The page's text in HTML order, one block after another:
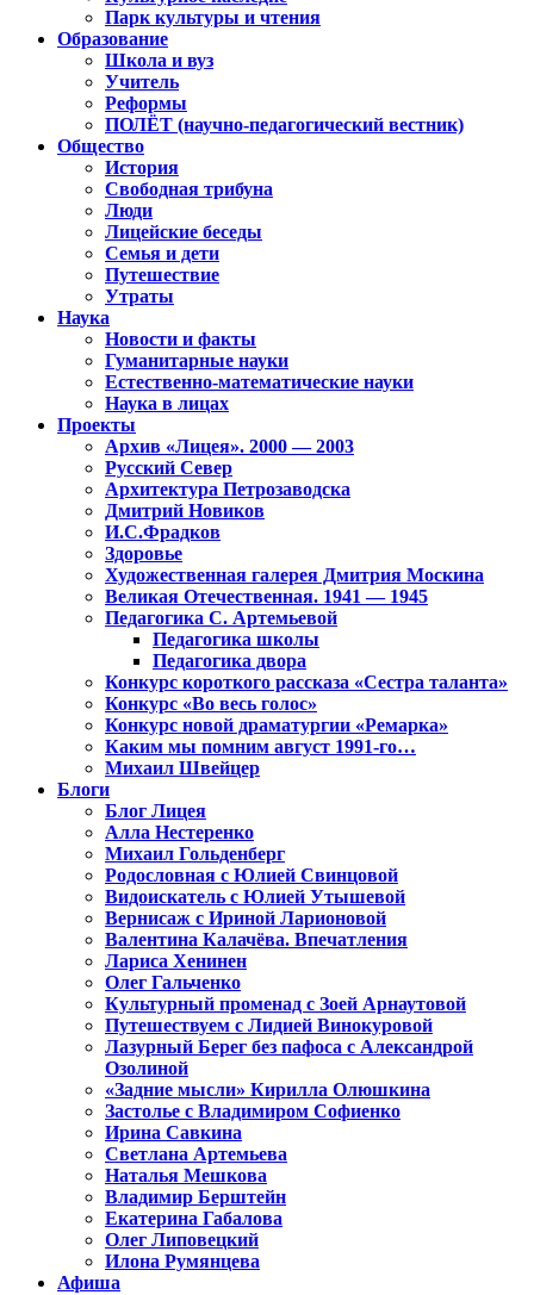
Парк культуры и чтения
Образование
Школа и вуз
Учитель
Реформы
ПОЛЁТ (научно-педагогический вестник)
Общество
История
Свободная трибуна
Люди
Лицейские беседы
Семья и дети
Путешествие
Утраты
Наука
Новости и факты
Гуманитарные науки
Естественно-математические науки
Наука в лицах
Проекты
Архив «Лицея». 2000 — 2003
Русский Север
Архитектура Петрозаводска
Дмитрий Новиков
И.С.Фрадков
Здоровье
Художественная галерея Дмитрия Москина
Великая Отечественная. 1941 — 1945
Педагогика С. Артемьевой
Педагогика школы
Педагогика двора
Конкурс короткого рассказа «Сестра таланта»
Конкурс «Во весь голос»
Конкурс новой драматургии «Ремарка»
Каким мы помним август 1991-го…
Михаил Швейцер
Блоги
Блог Лицея
Алла Нестеренко
Михаил Гольденберг
Родословная с Юлией Свинцовой
Видоискатель с Юлией Утышевой
Вернисаж с Ириной Ларионовой
Валентина Калачёва. Впечатления
Лариса Хенинен
Олег Гальченко
Культурный променад с Зоей Арнаутовой
Путешествуем с Лидией Винокуровой
Лазурный Берег без пафоса с Александрой
Озолиной
«Задние мысли» Кирилла Олюшкина
Застолье с Владимиром Софиенко
Ирина Савкина
Светлана Артемьева
Наталья Мешкова
Владимир Берштейн
Екатерина Габалова
Олег Липовецкий
Илона Румянцева
Афиша